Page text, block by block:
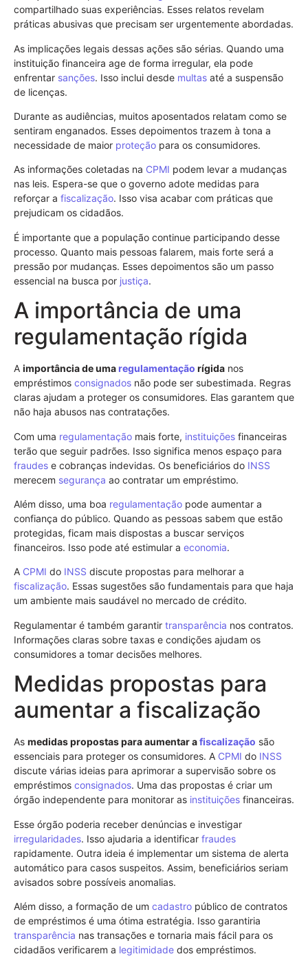
compartilhado suas experiências. Esses relatos revelam
práticas abusivas que precisam ser urgentemente abordadas.
As implicações legais dessas ações são sérias. Quando uma
instituição financeira age de forma irregular, ela pode
enfrentar sanções. Isso inclui desde multas até a suspensão
de licenças.
Durante as audiências, muitos aposentados relatam como se
sentiram enganados. Esses depoimentos trazem à tona a
necessidade de maior proteção para os consumidores.
As informações coletadas na CPMI podem levar a mudanças
nas leis. Espera-se que o governo adote medidas para
reforçar a fiscalização. Isso visa acabar com práticas que
prejudicam os cidadãos.
É importante que a população continue participando desse
processo. Quanto mais pessoas falarem, mais forte será a
pressão por mudanças. Esses depoimentos são um passo
essencial na busca por justiça.
A importância de uma
regulamentação rígida
A importância de umaregulamentação rígida nos
empréstimos consignados não pode ser subestimada. Regras
claras ajudam a proteger os consumidores. Elas garantem que
não haja abusos nas contratações.
Com uma regulamentação mais forte, instituições financeiras
terão que seguir padrões. Isso significa menos espaço para
fraudes e cobranças indevidas. Os beneficiários do INSS
merecem segurança ao contratar um empréstimo.
Além disso, uma boa regulamentação pode aumentar a
confiança do público. Quando as pessoas sabem que estão
protegidas, ficam mais dispostas a buscar serviços
financeiros. Isso pode até estimular a economia.
A CPMI do INSS discute propostas para melhorar a
fiscalização. Essas sugestões são fundamentais para que haja
um ambiente mais saudável no mercado de crédito.
Regulamentar é também garantir transparência nos contratos.
Informações claras sobre taxas e condições ajudam os
consumidores a tomar decisões melhores.
Medidas propostas para
aumentar a fiscalização
As medidas propostas para aumentar afiscalização são
essenciais para proteger os consumidores. A CPMI do INSS
discute várias ideias para aprimorar a supervisão sobre os
empréstimos consignados. Uma das propostas é criar um
órgão independente para monitorar as instituições financeiras.
Esse órgão poderia receber denúncias e investigar
irregularidades. Isso ajudaria a identificar fraudes
rapidamente. Outra ideia é implementar um sistema de alerta
automático para casos suspeitos. Assim, beneficiários seriam
avisados sobre possíveis anomalias.
Além disso, a formação de um cadastro público de contratos
de empréstimos é uma ótima estratégia. Isso garantiria
transparência nas transações e tornaria mais fácil para os
cidadãos verificarem a legitimidade dos empréstimos.